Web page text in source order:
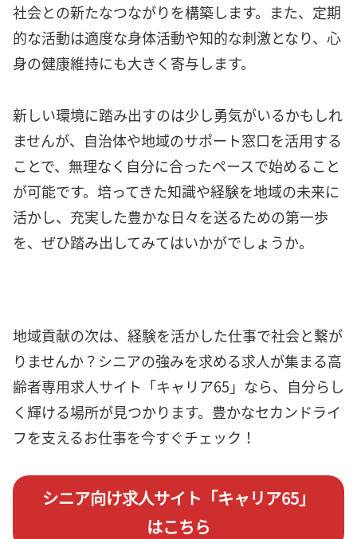
社会との新たなつながりを構築します。また、定期
的な活動は適度な身体活動や知的な刺激となり、心
身の健康維持にも大きく寄与します。
新しい環境に踏み出すのは少し勇気がいるかもしれ
ませんが、自治体や地域のサポート窓口を活用する
ことで、無理なく自分に合ったペースで始めること
が可能です。培ってきた知識や経験を地域の未来に
活かし、充実した豊かな日々を送るための第一歩
を、ぜひ踏み出してみてはいかがでしょうか。
地域貢献の次は、経験を活かした仕事で社会と繋が
りませんか？シニアの強みを求める求人が集まる高
齢者専用求人サイト「キャリア65」なら、自分らし
く輝ける場所が見つかります。豊かなセカンドライ
フを支えるお仕事を今すぐチェック！
シニア向け求人サイト「キャリア65」
はこちら